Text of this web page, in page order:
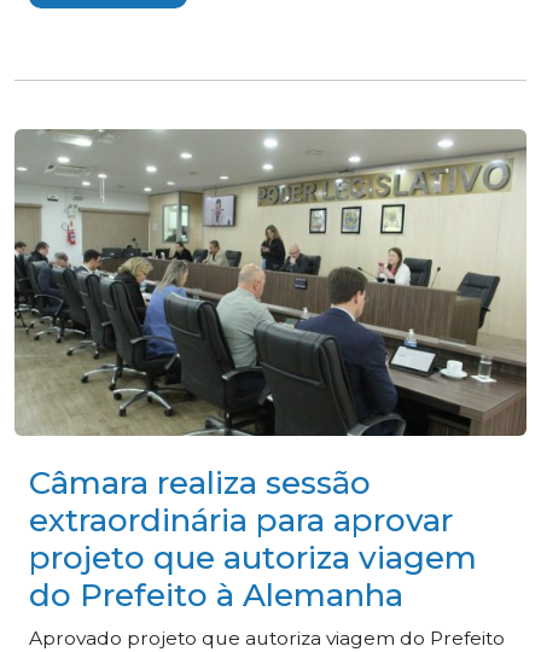
Câmara realiza sessão
extraordinária para aprovar
projeto que autoriza viagem
do Prefeito à Alemanha
Aprovado projeto que autoriza viagem do Prefeito